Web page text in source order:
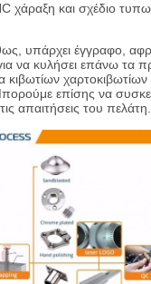
χάραξη και σχέδιο
υπάρχει έγγραφο,
να κυλήσει επάνω τα
κιβωτίων χαρτοκιβωτίων
επίσης να
απαιτήσεις του πελάτη.